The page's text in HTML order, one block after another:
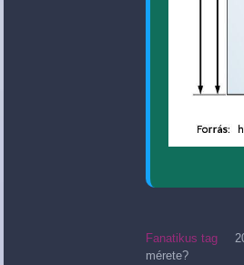
Fanatikus tag
mérete?